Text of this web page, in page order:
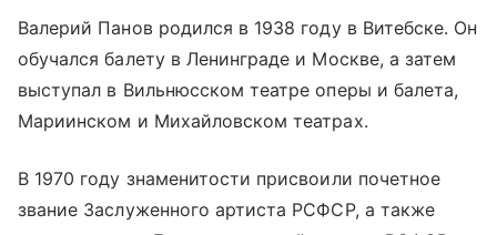
Валерий Панов родился в 1938 году в Витебске. Он
обучался балету в Ленинграде и Москве, а затем
выступал в Вильнюсском театре оперы и балета,
Мариинском и Михайловском театрах.
В 1970 году знаменитости присвоили почетное
звание Заслуженного артиста РСФСР, а также